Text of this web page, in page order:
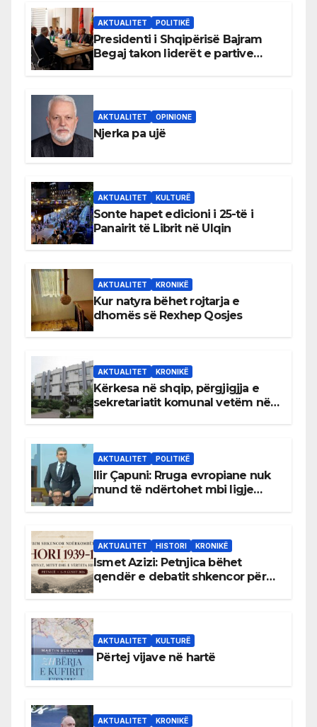
AKTUALITET POLITIKË
Presidenti i Shqipërisë Bajram
Begaj takon liderët e partive
AKTUALITET OPINIONE
Njerka pa ujë
AKTUALITET KULTURË
Sonte hapet edicioni i 25-të i
Panairit të Librit në Ulqin
AKTUALITET KRONIKË
Kur natyra bëhet rojtarja e
dhomës së Rexhep Qosjes
AKTUALITET KRONIKË
Kërkesa në shqip, përgjigjja e
sekretariatit komunal vetëm në
AKTUALITET POLITIKË
Ilir Çapuni: Rruga evropiane nuk
mund të ndërtohet mbi ligje
AKTUALITET HISTORI KRONIKË
Ismet Azizi: Petnjica bëhet
qendër e debatit shkencor për
AKTUALITET KULTURË
Përtej vijave në hartë
AKTUALITET KRONIKË